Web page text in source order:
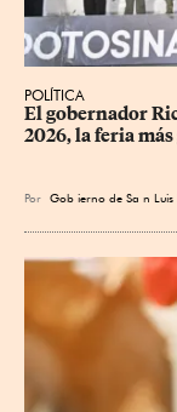
POLÍTICA
​El gobernador
2026, la feria
Por Gob ierno de Sa n Luis